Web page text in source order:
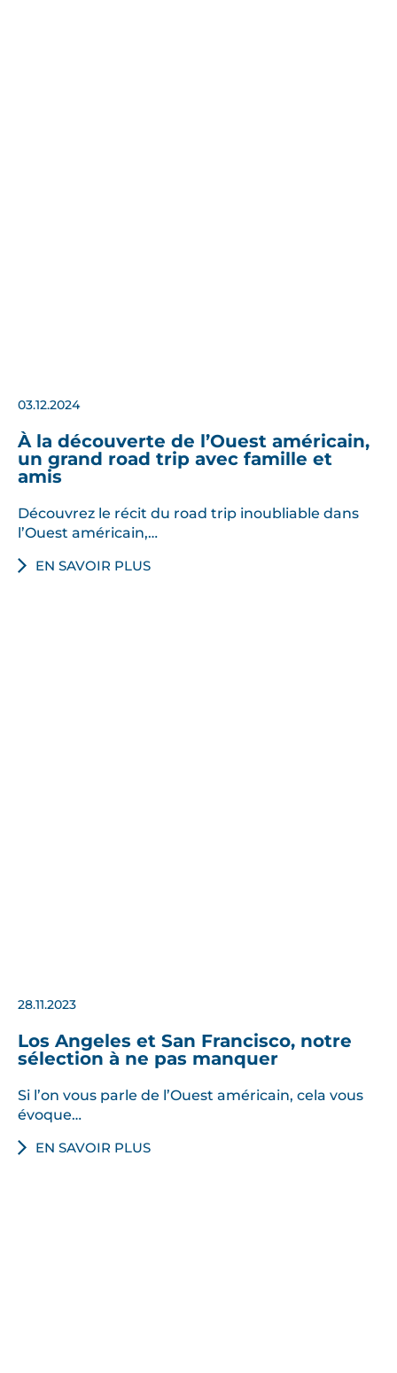
03.12.2024
À la découverte de l’Ouest américain,
un grand road trip avec famille et
amis
Découvrez le récit du road trip inoubliable dans
l’Ouest américain,…
EN SAVOIR PLUS
28.11.2023
Los Angeles et San Francisco, notre
sélection à ne pas manquer
Si l’on vous parle de l’Ouest américain, cela vous
évoque…
EN SAVOIR PLUS